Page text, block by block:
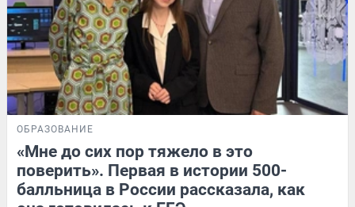
ОБРАЗОВАНИЕ
«Мне до сих пор тяжело в это
поверить». Первая в истории 500-
балльница в России рассказала, как